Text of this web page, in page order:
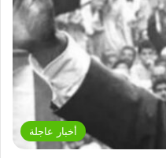
أخبار عاجلة